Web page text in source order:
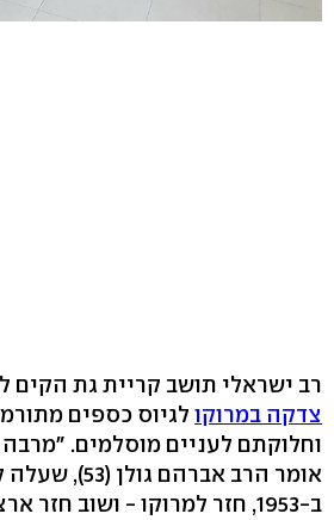
רב ישראלי תושב קריית גת הקים
צדקה במרוקו לגיוס כספים
וחלוקתם לעניים מוסלמים.
אומר הרב אברהם
ב-1953, חזר למרוקו - ושוב חזר ארצה ב-1998.